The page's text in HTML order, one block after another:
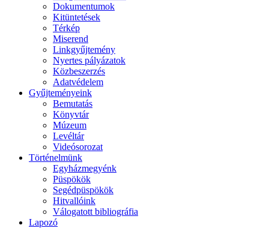
Dokumentumok
Kitüntetések
Térkép
Miserend
Linkgyűjtemény
Nyertes pályázatok
Közbeszerzés
Adatvédelem
Gyűjteményeink
Bemutatás
Könyvtár
Múzeum
Levéltár
Videósorozat
Történelmünk
Egyházmegyénk
Püspökök
Segédpüspökök
Hitvallóink
Válogatott bibliográfia
Lapozó